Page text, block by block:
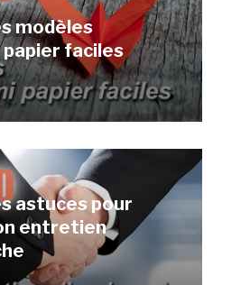
modèles
papier faciles
astuces pour
entretien